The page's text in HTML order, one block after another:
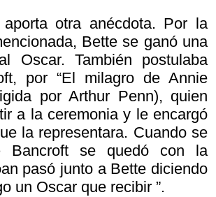
aporta otra anécdota. Por la
Bette se ganó una
Oscar. También postulaba
por “El milagro de Annie
por Arthur Penn), quien
a la ceremonia y le encargó
la representara. Cuando se
Bancroft se quedó con la
pasó junto a Bette diciendo
un Oscar que recibir ”.